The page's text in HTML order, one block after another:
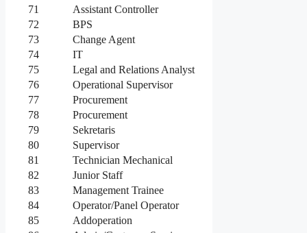
71
Assistant Controller
72
BPS
73
Change Agent
74
IT
75
Legal and Relations Analyst
76
Operational Supervisor
77
Procurement
78
Procurement
79
Sekretaris
80
Supervisor
81
Technician Mechanical
82
Junior Staff
83
Management Trainee
84
Operator/Panel Operator
85
Addoperation